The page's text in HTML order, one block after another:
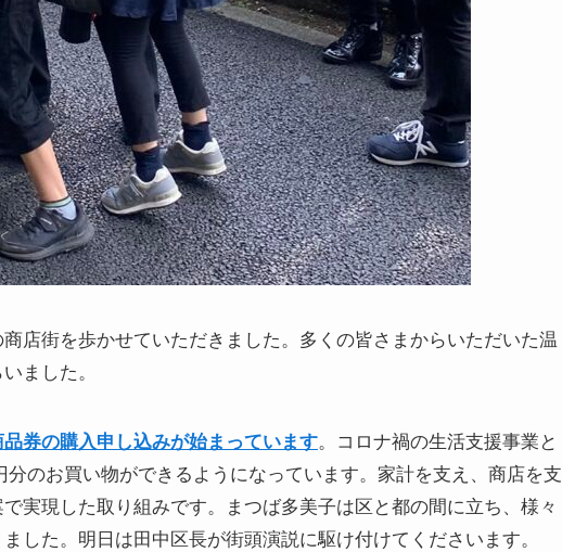
店街を歩かせていただきました。多くの皆さまからいただいた温
ました。
券の購入申し込みが始まっています。コロナ禍の生活支援事業と
分のお買い物ができるようになっています。家計を支え、商店を支
実現した取り組みです。まつば多美子は区と都の間に立ち、様々
した。明日は田中区長が街頭演説に駆け付けてくださいます。